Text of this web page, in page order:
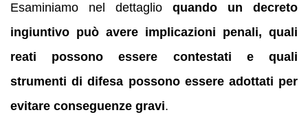
Esaminiamo nel dettaglio quando un decreto
ingiuntivo può avere implicazioni penali, quali
reati possono essere contestati e quali
strumenti di difesa possono essere adottati per
evitare conseguenze gravi.